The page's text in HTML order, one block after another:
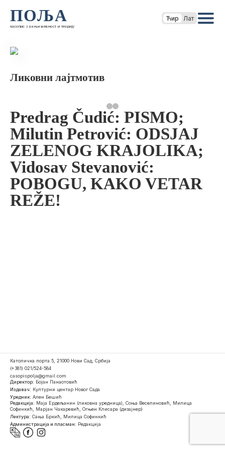
ПОЉА
часопис за књижевност и теорију
Ћир Лат
Ликовни лајтмотив
Predrag Čudić: PISMO;
Milutin Petrović: ODSJAJ
ZELENOG KRAJOLIKA;
Vidosav Stevanović:
POBOGU, KAKO VETAR
REŽE!
Католичка порта 5, 21000 Нови Сад, Србија
(+381) 021/524-584
casopispolja@gmail.com
Директор: Бојан Панаотовић
Издавач: Културни центар Новог Сада
Уредник: Ален Бешић
Редакција: Маја Ердељанин (ликовна уредница), Соња Веселиновић, Милица
Софинкић, Марјан Чакаревић, Огњен Клисара (дизајнер)
Лектура: Сања Бркић, Милица Софинкић
Администрација и пласман: Редакција